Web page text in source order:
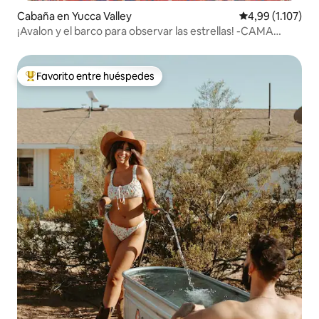
Cabaña en Yucca Valley Calificación
4,99 (1.107)
¡Avalon y el barco para observar las estrellas! -CAMA
Favorito entre los huéspedes más destacados
Favorito entre huéspedes